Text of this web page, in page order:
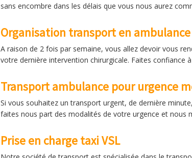
sans encombre dans les délais que vous nous aurez
Organisation transport en ambulance
A raison de 2 fois par semaine, vous allez devoir vous
votre dernière intervention chirurgicale. Faites confiance
Transport ambulance pour urgence
Si vous souhaitez un transport urgent, de dernière
faites nous part des modalités de votre urgence et
Prise en charge taxi VSL